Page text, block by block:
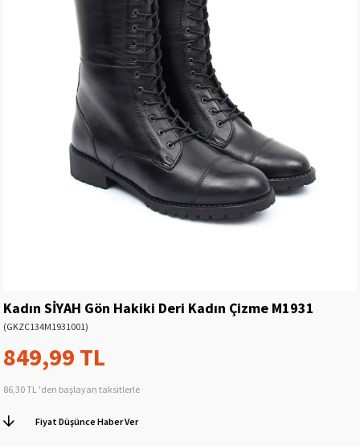
Kadın SİYAH Gön Hakiki Deri Kadın Çizme M1931
(GKZC134M1931001)
849,99 TL
86,30 TL 'den başlayan taksitlerle
Fiyat Düşünce Haber Ver